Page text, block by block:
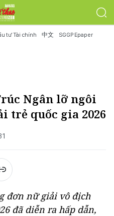
tư Tài chính 中文 SGGP Epaper
Ngân lỡ ngôi
trẻ quốc gia 2026
đơn nữ giải vô địch
đã diễn ra hấp dẫn,